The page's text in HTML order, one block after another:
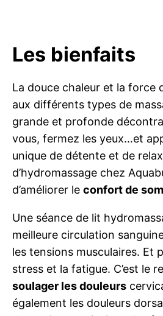
Les bienfaits
La douce chaleur et la force
aux différents types de
grande et profonde
vous, fermez les yeux…et
unique de détente et de
d’hydromassage chez
d’améliorer le confort de
Une séance de lit
meilleure circulation
les tensions musculaires. Et
stress et la fatigue. C’est le
soulager les douleurs
également les douleurs